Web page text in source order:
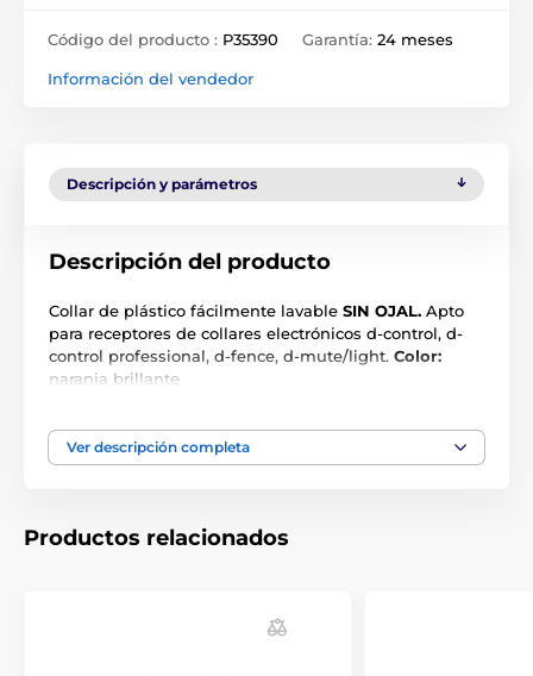
Código del producto : P35390 Garantía: 24 meses
Información del vendedor
Descripción y parámetros
Descripción del producto
Collar de plástico fácilmente lavable SIN OJAL. Apto
para receptores de collares electrónicos d-control, d-
control professional, d-fence, d-mute/light. Color:
naranja brillante
Las especificaciones técnicas pueden cambiar sin
Accesorios Collares de adiestramiento
Ver descripción completa
Productos relacionados